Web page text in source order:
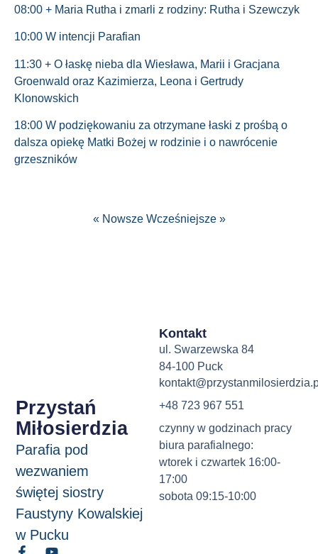
08:00 + Maria Rutha i zmarli z rodziny: Rutha i Szewczyk
10:00 W intencji Parafian
11:30 + O łaskę nieba dla Wiesława, Marii i Gracjana
Groenwald oraz Kazimierza, Leona i Gertrudy
Klonowskich
18:00 W podziękowaniu za otrzymane łaski z prośbą o
dalsza opiekę Matki Bożej w rodzinie i o nawrócenie
grzeszników
« Nowsze Wcześniejsze »
Przystań
Miłosierdzia
Parafia pod
wezwaniem
świętej siostry
Faustyny Kowalskiej
w Pucku
Kontakt
ul. Swarzewska 84
84-100 Puck
+48 723 967 551
czynny w godzinach pracy
biura parafialnego:
wtorek i czwartek 16:00-
17:00
sobota 09:15-10:00